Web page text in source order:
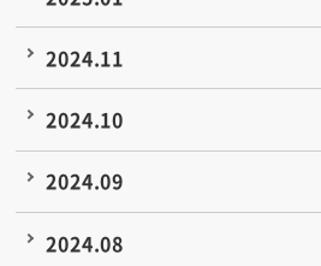
2024.11
2024.10
2024.09
2024.08